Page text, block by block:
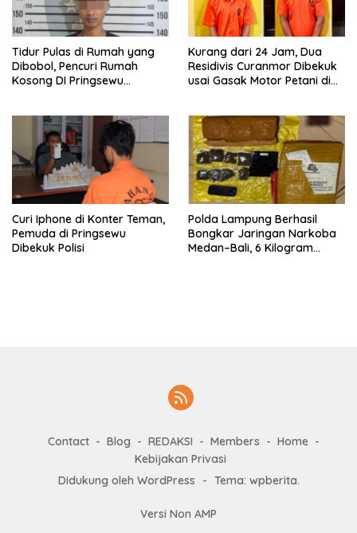
Tidur Pulas di Rumah yang
Dibobol, Pencuri Rumah
Kosong DI Pringsewu
Kurang dari 24 Jam, Dua
Residivis Curanmor Dibekuk
usai Gasak Motor Petani di
Curi Iphone di Konter Teman,
Pemuda di Pringsewu
Dibekuk Polisi
Polda Lampung Berhasil
Bongkar Jaringan Narkoba
Medan–Bali, 6 Kilogram
Contact Blog REDAKSI Members
Home
Kebijakan Privasi
Didukung oleh WordPress
- Tema: wpberita.
Versi Non AMP